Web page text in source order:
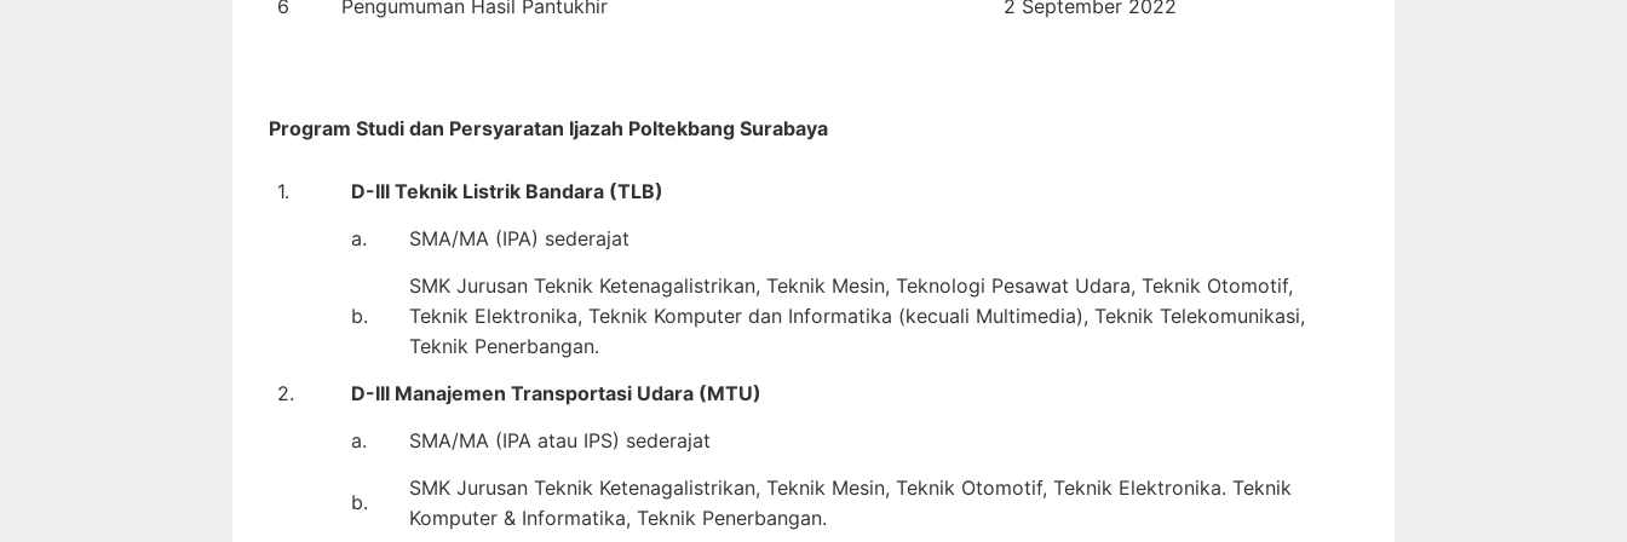
6 Pengumuman Hasil Pantukhir 2 September 2022
Program Studi dan Persyaratan Ijazah Poltekbang Surabaya
1.
D-III Teknik Listrik Bandara (TLB)
a.
SMA/MA (IPA) sederajat
b.
SMK Jurusan Teknik Ketenagalistrikan, Teknik Mesin, Teknologi Pesawat Udara, Teknik Otomotif,
Teknik Elektronika, Teknik Komputer dan Informatika (kecuali Multimedia), Teknik Telekomunikasi,
Teknik Penerbangan.
2.
D-III Manajemen Transportasi Udara (MTU)
a.
SMA/MA (IPA atau IPS) sederajat
b.
SMK Jurusan Teknik Ketenagalistrikan, Teknik Mesin, Teknik Otomotif, Teknik Elektronika. Teknik
Komputer & Informatika, Teknik Penerbangan.